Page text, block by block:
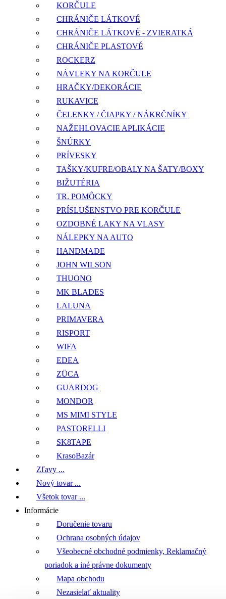
KORČULE
CHRÁNIČE LÁTKOVÉ
CHRÁNIČE LÁTKOVÉ - ZVIERATKÁ
CHRÁNIČE PLASTOVÉ
ROCKERZ
NÁVLEKY NA KORČULE
HRAČKY/DEKORÁCIE
RUKAVICE
ČELENKY / ČIAPKY / NÁKRČNÍKY
NAŽEHLOVACIE APLIKÁCIE
ŠNÚRKY
PRÍVESKY
TAŠKY/KUFRE/OBALY NA ŠATY/BOXY
BIŽUTÉRIA
TR. POMÔCKY
PRÍSLUŠENSTVO PRE KORČULE
OZDOBNÉ LAKY NA VLASY
NÁLEPKY NA AUTO
HANDMADE
JOHN WILSON
THUONO
MK BLADES
LALUNA
PRIMAVERA
RISPORT
WIFA
EDEA
ZÜCA
GUARDOG
MONDOR
MS MIMI STYLE
PASTORELLI
SK8TAPE
KrasoBazár
Zľavy ...
Nový tovar ...
Všetok tovar ...
Informácie
Doručenie tovaru
Ochrana osobných údajov
Všeobecné obchodné podmienky, Reklamačný
poriadok a iné právne dokumenty
Mapa obchodu
Nezasielať aktuality